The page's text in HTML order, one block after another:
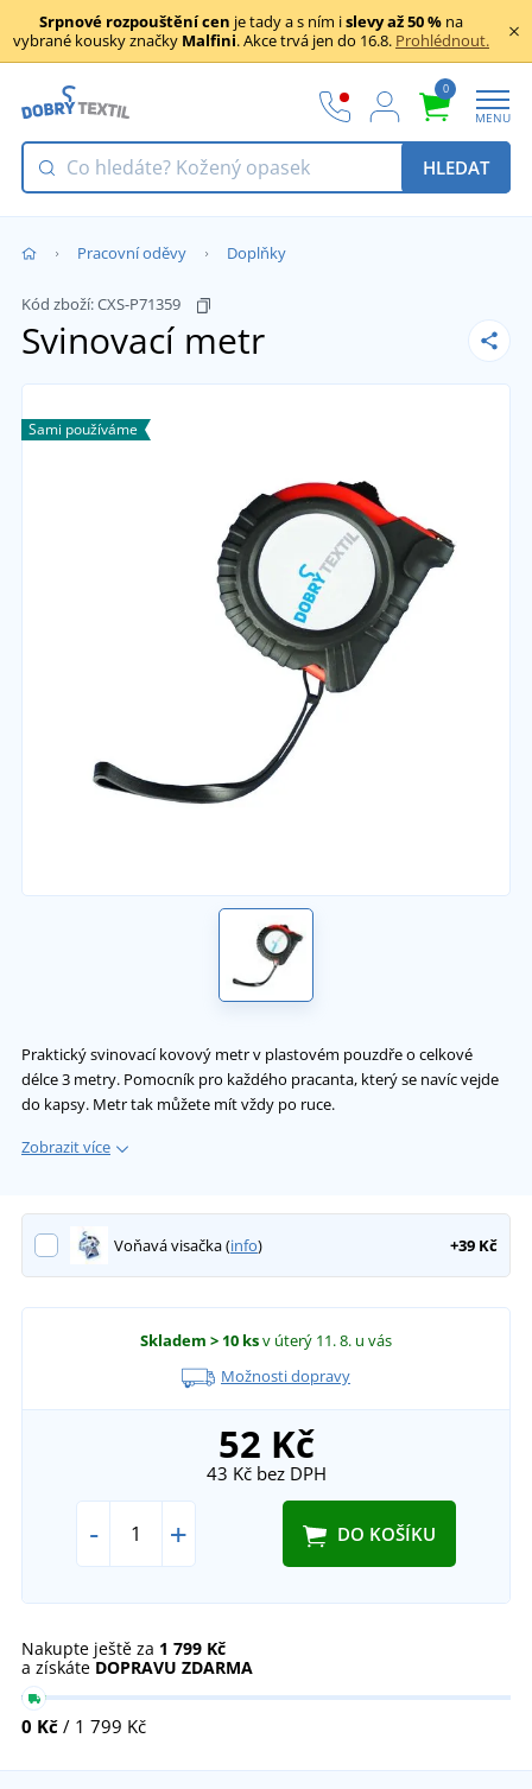
Srpnové rozpouštění cen je tady a s ním islevy až 50 % na
vybrané kousky značky Malfini. Akce trvá jen do 16.8. Prohlédnout.
0
MENU
HLEDAT
Pracovní oděvy Doplňky
Kód zboží:CXS-P71359
Svinovací metr
Sami používáme
Praktický svinovací kovový metr v plastovém pouzdře o celkové
délce 3 metry. Pomocník pro každého pracanta, který se navíc vejde
do kapsy. Metr tak můžete mít vždy po ruce.
Zobrazit více
Voňavá visačka (info) +39 Kč
Skladem > 10 ksv úterý 11. 8. u vás
Možnosti dopravy
52 Kč
43 Kčbez DPH
- + DO KOŠÍKU
Nakupte ještě za 1 799 Kč
a získáte DOPRAVU ZDARMA
0 Kč / 1 799 Kč